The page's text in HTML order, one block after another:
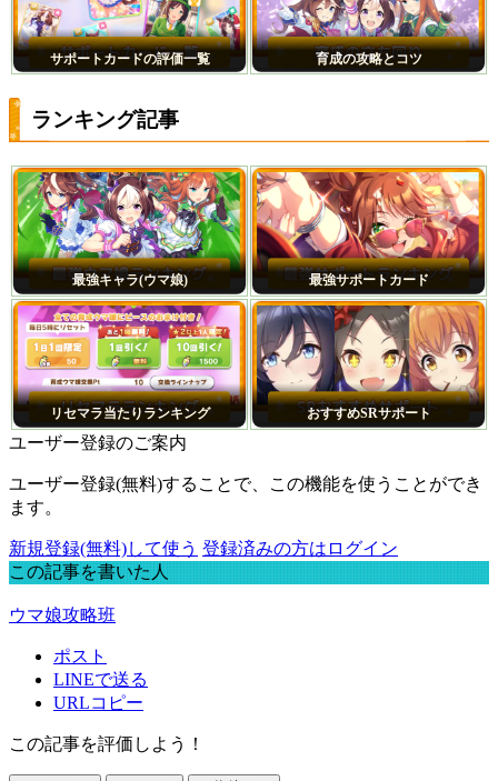
サポートカードの評価一覧 育成の攻略とコツ
ランキング記事
最強キャラ(ウマ娘) 最強サポートカード
リセマラ当たりランキング おすすめSRサポート
ユーザー登録のご案内
ユーザー登録(無料)することで、この機能を使うことができ
ます。
新規登録(無料)して使う 登録済みの方はログイン
この記事を書いた人
ウマ娘攻略班
ポスト
LINEで送る
URLコピー
この記事を評価しよう！